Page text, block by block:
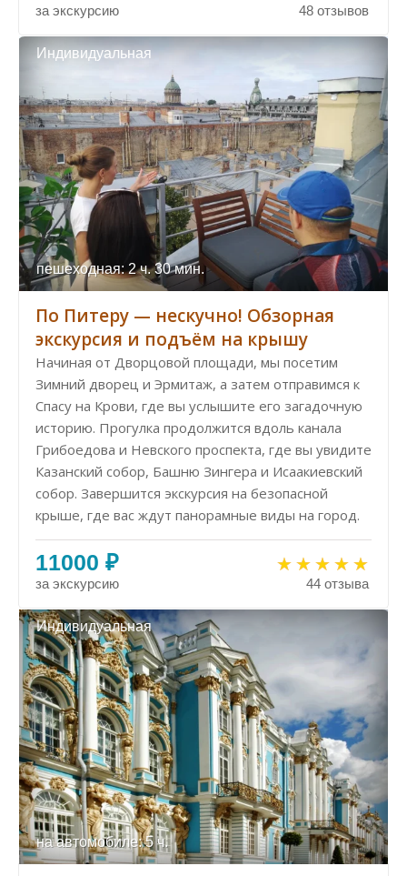
за экскурсию 48 отзывов
Индивидуальная
пешеходная: 2 ч. 30 мин.
По Питеру — нескучно! Обзорная
экскурсия и подъём на крышу
Начиная от Дворцовой площади, мы посетим
Зимний дворец и Эрмитаж, а затем отправимся к
Спасу на Крови, где вы услышите его загадочную
историю. Прогулка продолжится вдоль канала
Грибоедова и Невского проспекта, где вы увидите
Казанский собор, Башню Зингера и Исаакиевский
собор. Завершится экскурсия на безопасной
крыше, где вас ждут панорамные виды на город.
11000 ₽
за экскурсию 44 отзыва
Индивидуальная
на автомобиле: 5 ч.